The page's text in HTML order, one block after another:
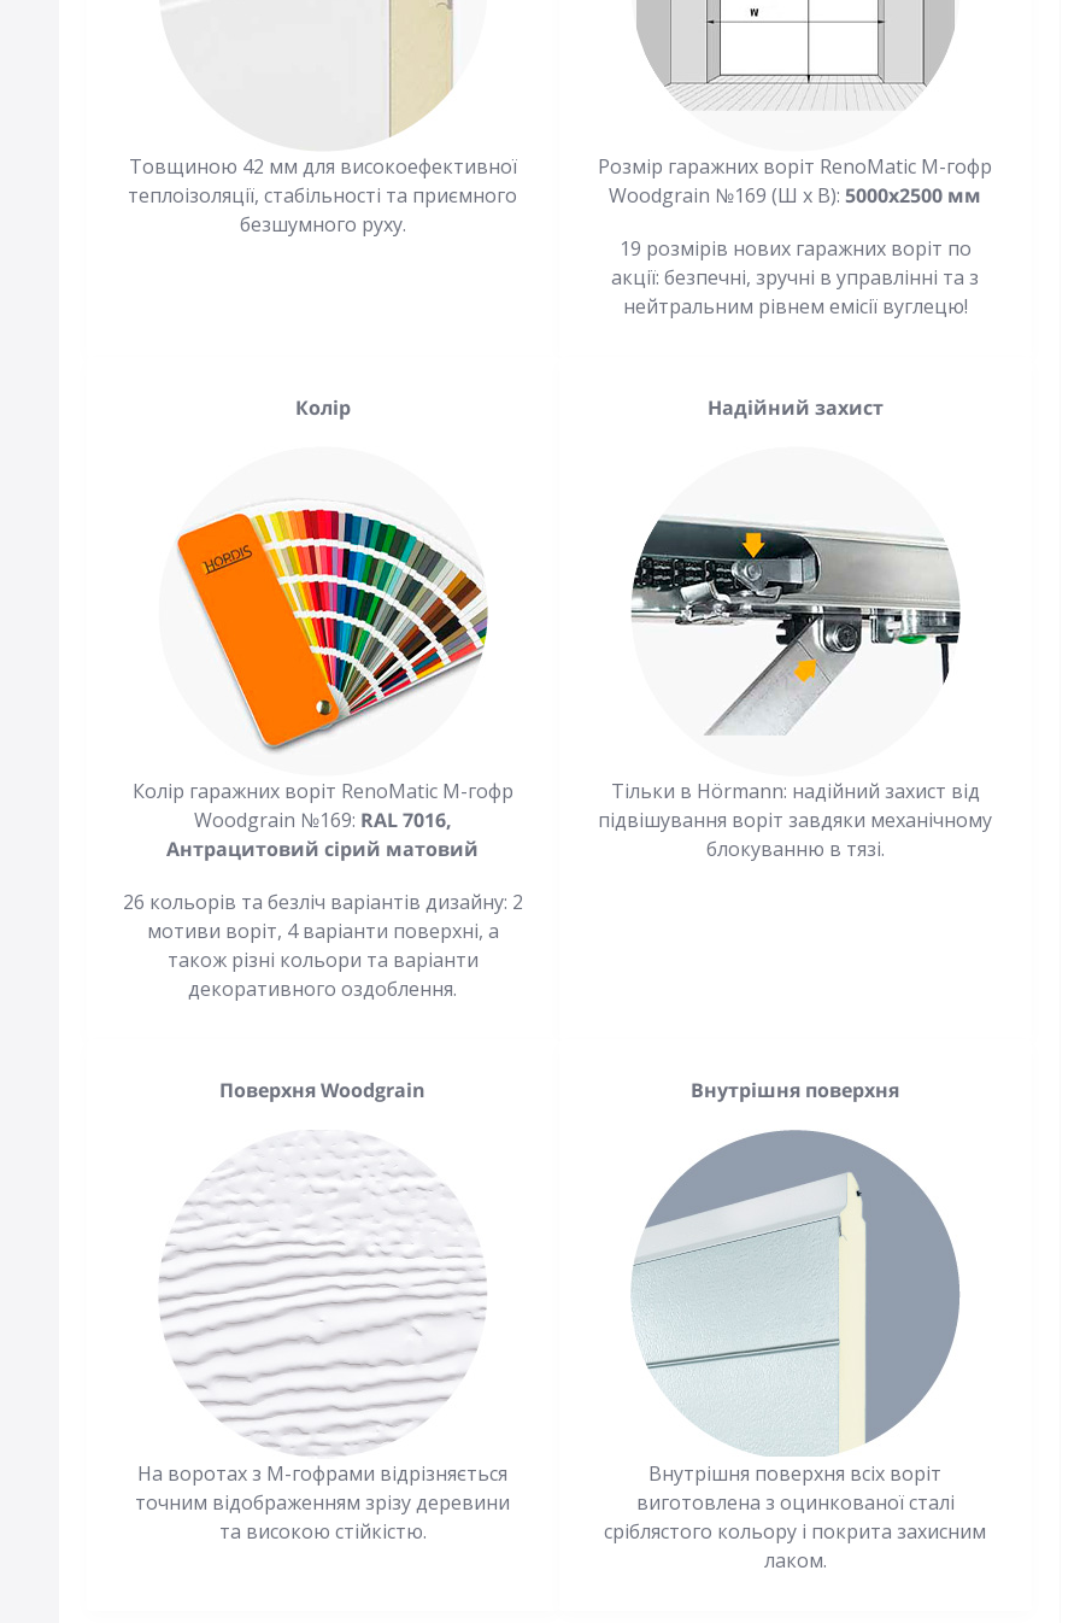
Товщиною 42 мм для високоефективної
теплоізоляції, стабільності та приємного
безшумного руху.
Розмір гаражних воріт RenoMatic М-гофр
Woodgrain №169 (Ш x В):5000x2500 мм
19 розмірів нових гаражних воріт по
акції: безпечні, зручні в управлінні та з
нейтральним рівнем емісії вуглецю!
Колір
Колір гаражних воріт RenoMatic М-гофр
Woodgrain №169: RAL 7016,
Антрацитовий сірий матовий
26 кольорів та безліч варіантів дизайну: 2
мотиви воріт, 4 варіанти поверхні, а
також різні кольори та варіанти
декоративного оздоблення.
Надійний захист
Тільки в Hörmann: надійний захист від
підвішування воріт завдяки механічному
блокуванню в тязі.
Поверхня Woodgrain
На воротах з М-гофрами відрізняється
точним відображенням зрізу деревини
та високою стійкістю.
Внутрішня поверхня
Внутрішня поверхня всіх воріт
виготовлена з оцинкованої сталі
сріблястого кольору і покрита захисним
лаком.